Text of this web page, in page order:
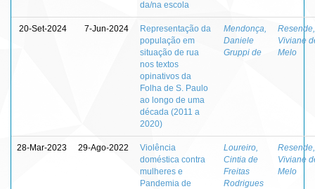
da/na escola
20-Set-2024 7-Jun-2024
Representação da
população em
situação de rua
nos textos
opinativos da
Folha de S. Paulo
ao longo de uma
década (2011 a
2020)
Mendonça,
Daniele
Gruppi de
Resende,
Viviane
Melo
28-Mar-2023 29-Ago-2022
Violência
doméstica contra
mulheres e
Pandemia de
Loureiro,
Cintia de
Freitas
Rodrigues
Resende,
Viviane
Melo